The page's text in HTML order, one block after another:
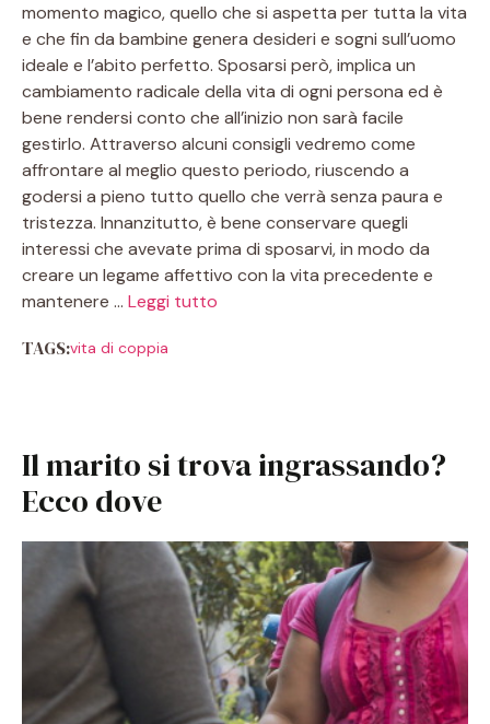
momento magico, quello che si aspetta per tutta la vita
e che fin da bambine genera desideri e sogni sull’uomo
ideale e l’abito perfetto. Sposarsi però, implica un
cambiamento radicale della vita di ogni persona ed è
bene rendersi conto che all’inizio non sarà facile
gestirlo. Attraverso alcuni consigli vedremo come
affrontare al meglio questo periodo, riuscendo a
godersi a pieno tutto quello che verrà senza paura e
tristezza. Innanzitutto, è bene conservare quegli
interessi che avevate prima di sposarvi, in modo da
creare un legame affettivo con la vita precedente e
mantenere … Leggi tutto
TAGS:vita di coppia
Il marito si trova ingrassando?
Ecco dove